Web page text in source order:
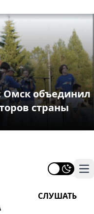
Омск объединил
страны
СЛУШАТЬ